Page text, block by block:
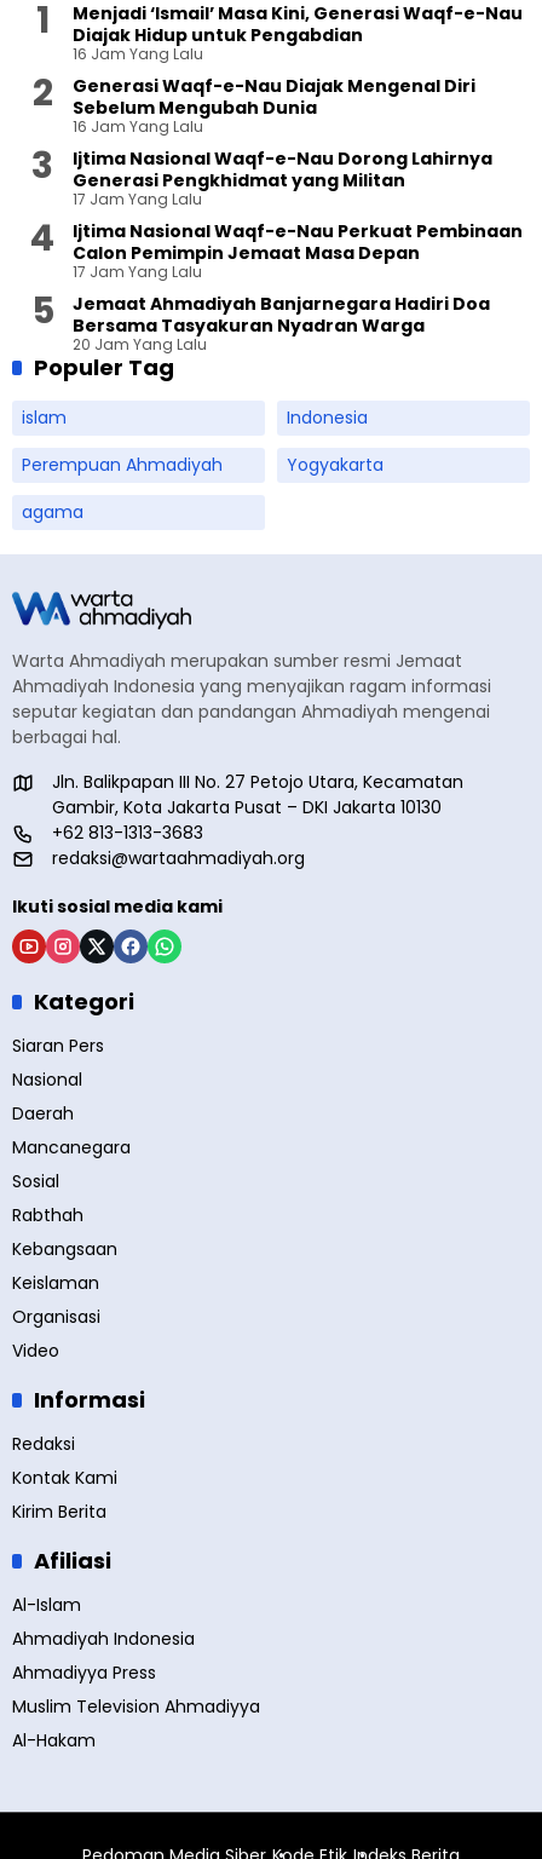
Menjadi ‘Ismail’ Masa Kini, Generasi Waqf-e-Nau
Diajak Hidup untuk Pengabdian
16 Jam Yang Lalu
Generasi Waqf-e-Nau Diajak Mengenal Diri
Sebelum Mengubah Dunia
16 Jam Yang Lalu
Ijtima Nasional Waqf-e-Nau Dorong Lahirnya
Generasi Pengkhidmat yang Militan
17 Jam Yang Lalu
Ijtima Nasional Waqf-e-Nau Perkuat Pembinaan
Calon Pemimpin Jemaat Masa Depan
17 Jam Yang Lalu
Jemaat Ahmadiyah Banjarnegara Hadiri Doa
Bersama Tasyakuran Nyadran Warga
20 Jam Yang Lalu
Populer Tag
islam
Indonesia
Perempuan Ahmadiyah
Yogyakarta
agama
Warta Ahmadiyah merupakan sumber resmi Jemaat
Ahmadiyah Indonesia yang menyajikan ragam informasi
seputar kegiatan dan pandangan Ahmadiyah mengenai
berbagai hal.
Jln. Balikpapan III No. 27 Petojo Utara, Kecamatan
Gambir, Kota Jakarta Pusat – DKI Jakarta 10130
+62 813-1313-3683
redaksi@wartaahmadiyah.org
Ikuti sosial media kami
Kategori
Siaran Pers
Nasional
Daerah
Mancanegara
Sosial
Rabthah
Kebangsaan
Keislaman
Organisasi
Video
Informasi
Redaksi
Kontak Kami
Kirim Berita
Afiliasi
Al-Islam
Ahmadiyah Indonesia
Ahmadiyya Press
Muslim Television Ahmadiyya
Al-Hakam